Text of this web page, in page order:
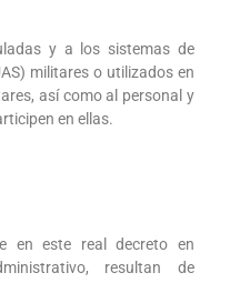
y a los sistemas de
militares o utilizados en
así como al personal y
en ellas.
en este real decreto en
resultan de